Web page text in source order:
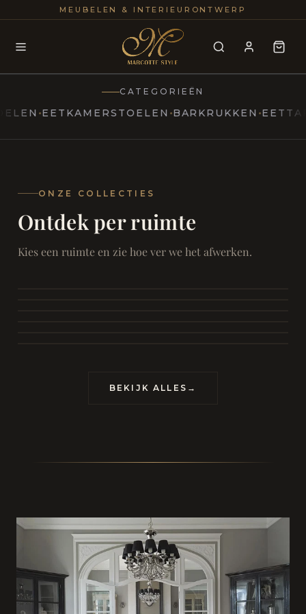
MEUBELEN & INTERIEURONTWERP
Modern
Marcottestyle Living
25+
CATEGORIEËN
EETKAMERSTOELEN BARKRUKKEN EETTAFELS
ONZE COLLECTIES
Ontdek per ruimte
Kies een ruimte en zie hoe ver we het afwerken.
SAMEN ONTSPANNEN
Woonkamer
Eetkamer
RUST EN RETRAITE
BEKIJK ALLES →